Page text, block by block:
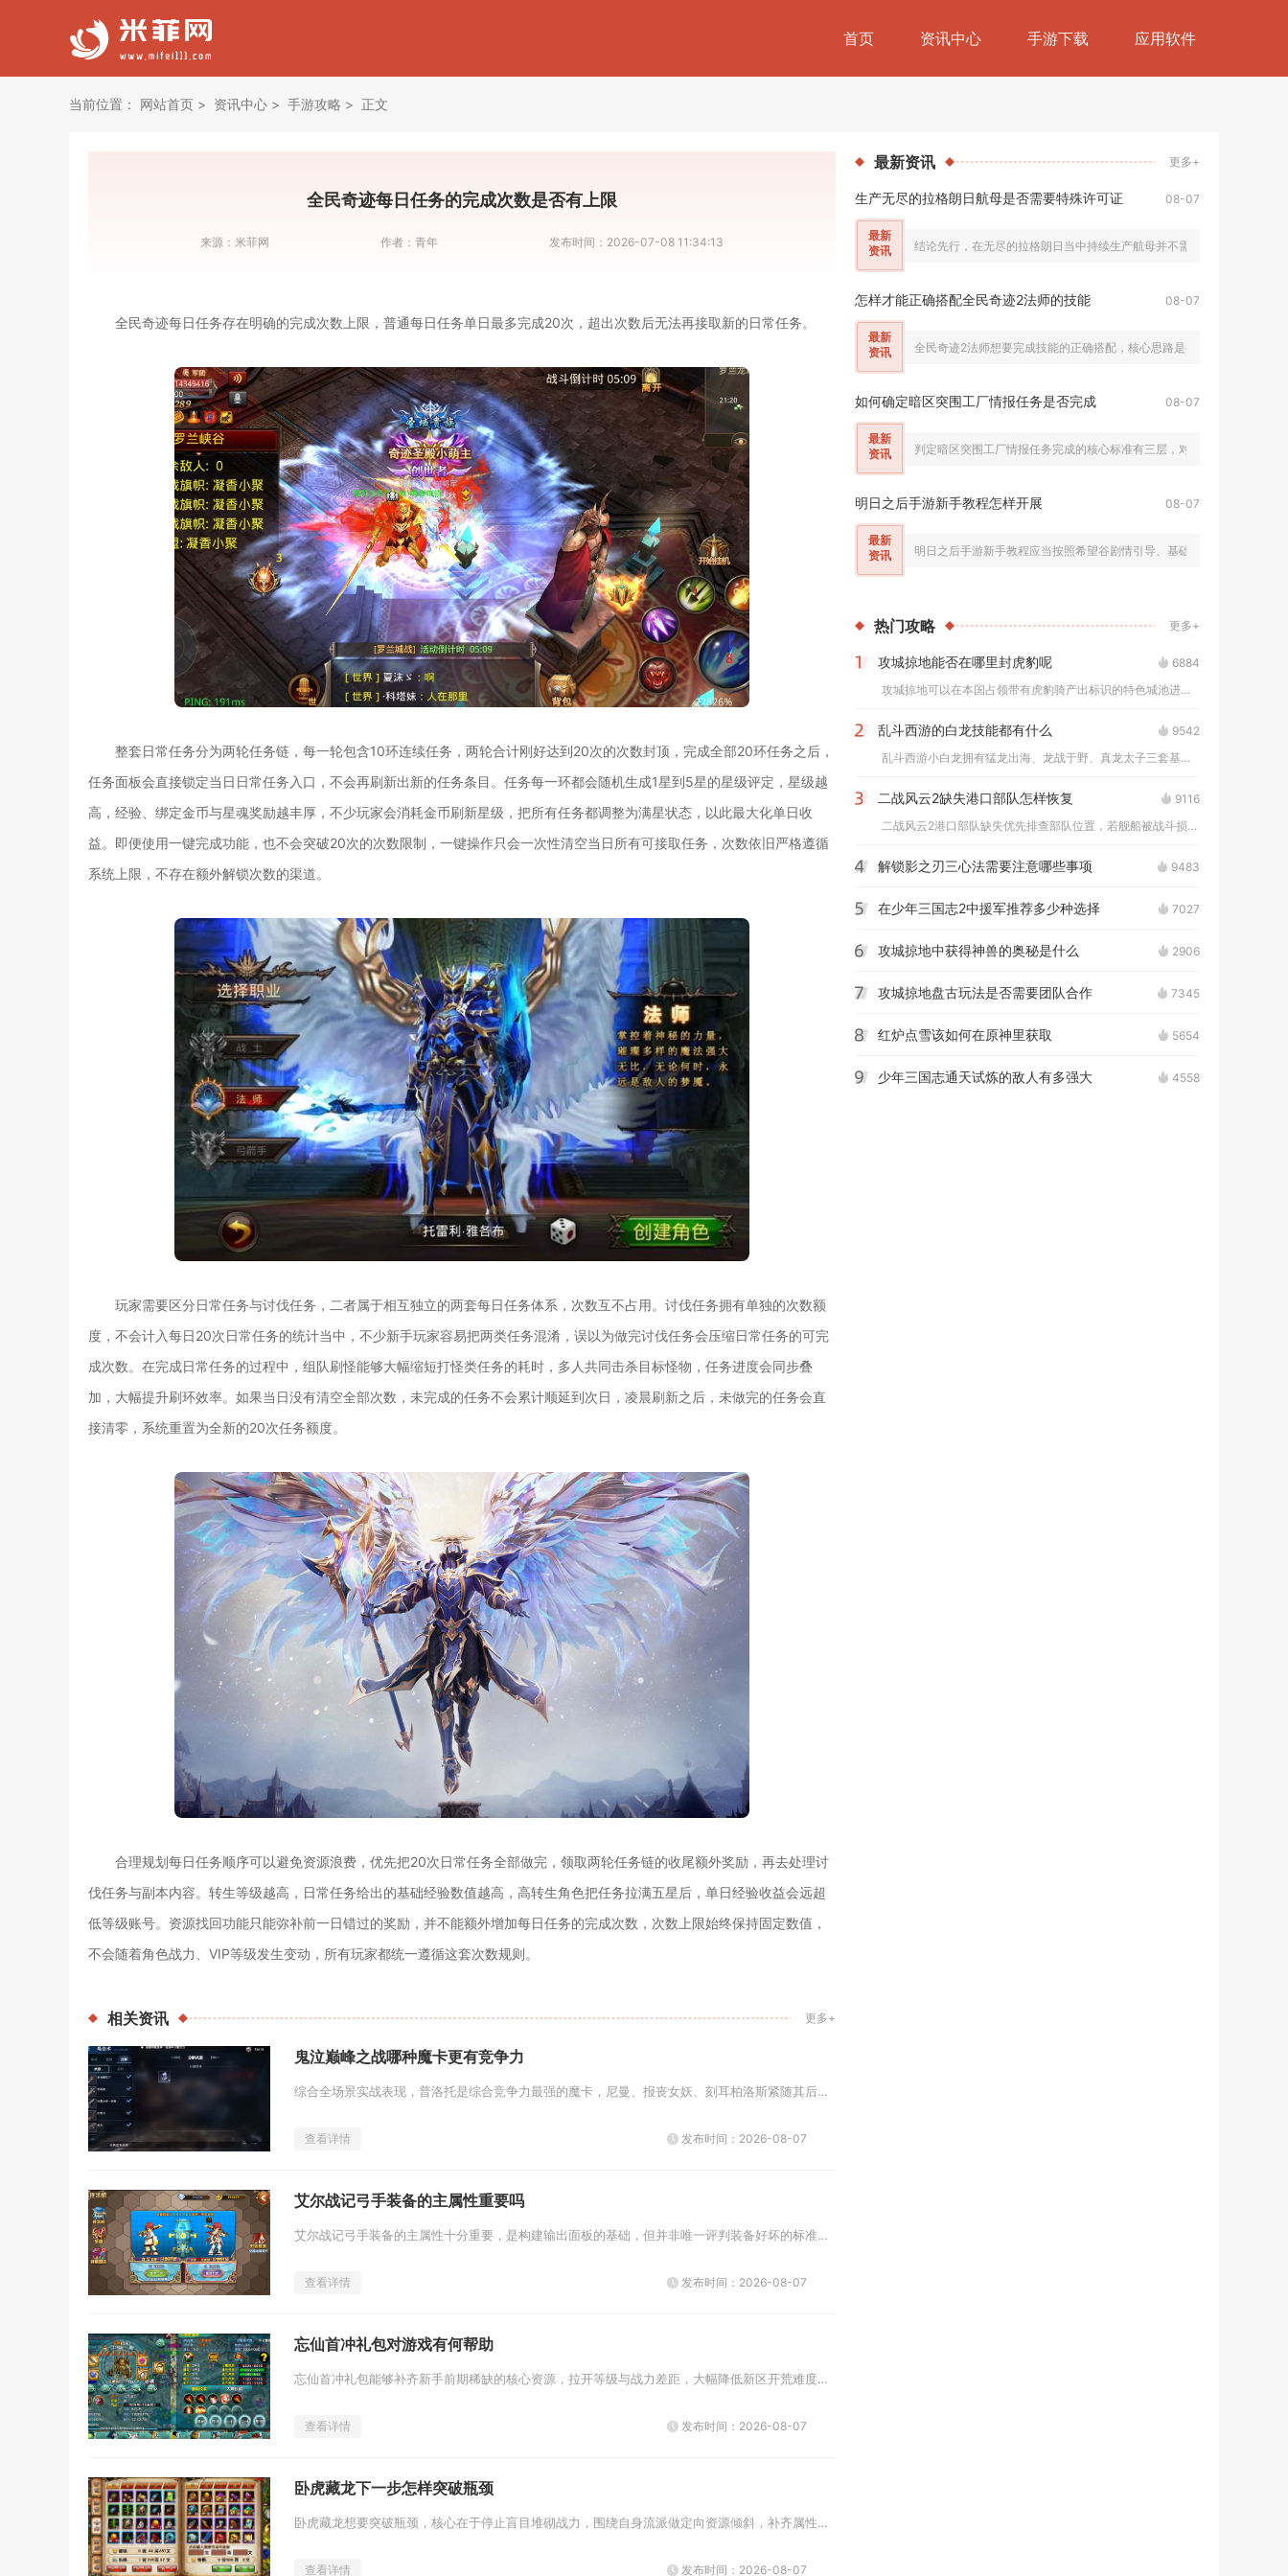
首页 资讯中心 手游下载 应用软件
当前位置： 网站首页 资讯中心 手游攻略 正文
全民奇迹每日任务的完成次数是否有上限
来源： 米菲网 作者： 青年 发布时间： 2026-07-08 11:34:13
全民奇迹每日任务存在明确的完成次数上限，普通每日任务单日最多完成20次，超出次数后无法再接取新的日常任务。
整套日常任务分为两轮任务链，每一轮包含10环连续任务，两轮合计刚好达到20次的次数封顶，完成全部20环任务之后，
任务面板会直接锁定当日日常任务入口，不会再刷新出新的任务条目。任务每一环都会随机生成1星到5星的星级评定，星级越
高，经验、绑定金币与星魂奖励越丰厚，不少玩家会消耗金币刷新星级，把所有任务都调整为满星状态，以此最大化单日收
益。即便使用一键完成功能，也不会突破20次的次数限制，一键操作只会一次性清空当日所有可接取任务，次数依旧严格遵循
系统上限，不存在额外解锁次数的渠道。
玩家需要区分日常任务与讨伐任务，二者属于相互独立的两套每日任务体系，次数互不占用。讨伐任务拥有单独的次数额
度，不会计入每日20次日常任务的统计当中，不少新手玩家容易把两类任务混淆，误以为做完讨伐任务会压缩日常任务的可完
成次数。在完成日常任务的过程中，组队刷怪能够大幅缩短打怪类任务的耗时，多人共同击杀目标怪物，任务进度会同步叠
加，大幅提升刷环效率。如果当日没有清空全部次数，未完成的任务不会累计顺延到次日，凌晨刷新之后，未做完的任务会直
接清零，系统重置为全新的20次任务额度。
合理规划每日任务顺序可以避免资源浪费，优先把20次日常任务全部做完，领取两轮任务链的收尾额外奖励，再去处理讨
伐任务与副本内容。转生等级越高，日常任务给出的基础经验数值越高，高转生角色把任务拉满五星后，单日经验收益会远超
低等级账号。资源找回功能只能弥补前一日错过的奖励，并不能额外增加每日任务的完成次数，次数上限始终保持固定数值，
不会随着角色战力、VIP等级发生变动，所有玩家都统一遵循这套次数规则。
相关资讯 更多+
鬼泣巅峰之战哪种魔卡更有竞争力
综合全场景实战表现，普洛托是综合竞争力最强的魔卡，尼曼、报丧女妖、刻耳柏洛斯紧随其后成为主流副卡选择，属性限定元素魔卡整...
查看详情 发布时间：2026-08-07
艾尔战记弓手装备的主属性重要吗
艾尔战记弓手装备的主属性十分重要，是构建输出面板的基础，但并非唯一评判装备好坏的标准，需要结合养成阶段、战斗场景搭配副属...
查看详情 发布时间：2026-08-07
忘仙首冲礼包对游戏有何帮助
忘仙首冲礼包能够补齐新手前期稀缺的核心资源，拉开等级与战力差距，大幅降低新区开荒难度，是低成本实现快速起步的最优选择。礼...
查看详情 发布时间：2026-08-07
卧虎藏龙下一步怎样突破瓶颈
卧虎藏龙想要突破瓶颈，核心在于停止盲目堆砌战力，围绕自身流派做定向资源倾斜，补齐属性短板，优化装备词条与武学搭配，同时挖...
查看详情 发布时间：2026-08-07
最新资讯 更多+
生产无尽的拉格朗日航母是否需要特殊许可证 08-07
最新
资讯
结论先行，在无尽的拉格朗日当中持续生产航母并不需要任何特殊许可
怎样才能正确搭配全民奇迹2法师的技能 08-07
最新
资讯
全民奇迹2法师想要完成技能的正确搭配，核心思路是按照转职分支区分
如何确定暗区突围工厂情报任务是否完成 08-07
最新
资讯
判定暗区突围工厂情报任务完成的核心标准有三层，对局内交互提示、
明日之后手游新手教程怎样开展 08-07
最新
资讯
明日之后手游新手教程应当按照希望谷剧情引导、基础生存实操、开放
热门攻略 更多+
攻城掠地能否在哪里封虎豹呢
6884
攻城掠地可以在本国占领带有虎豹骑产出标识的特色城池进行封地获...
2 乱斗西游的白龙技能都有什么
9542
乱斗西游小白龙拥有猛龙出海、龙战于野、真龙太子三套基础技能，...
3 二战风云2缺失港口部队怎样恢复
9116
二战风云2港口部队缺失优先排查部队位置，若舰船被战斗损毁可依...
4 解锁影之刃三心法需要注意哪些事项 9483
5 在少年三国志2中援军推荐多少种选择 7027
6 攻城掠地中获得神兽的奥秘是什么 2906
7 攻城掠地盘古玩法是否需要团队合作 7345
8 红炉点雪该如何在原神里获取 5654
9 少年三国志通天试炼的敌人有多强大 4558